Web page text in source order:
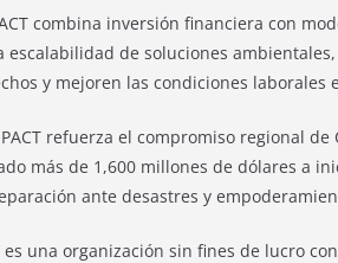
combina inversión financiera con
escalabilidad de soluciones
y mejoren las condiciones laborales
refuerza el compromiso regional
más de 1,600 millones de dólares a
ante desastres y
es una organización sin fines de lucro